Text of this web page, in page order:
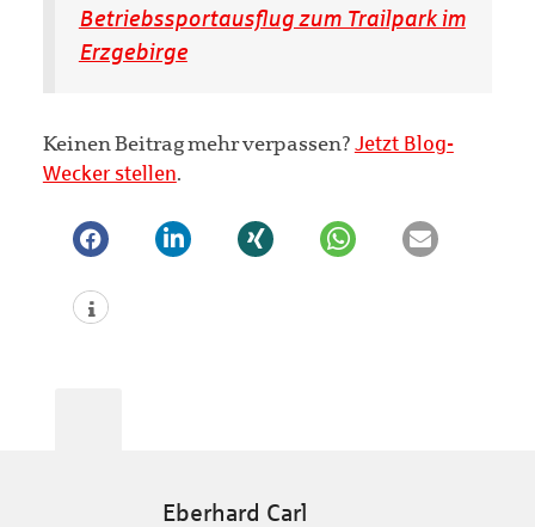
Betriebssportausflug zum Trailpark im
Erzgebirge
Keinen Beitrag mehr verpassen? Jetzt Blog-
Wecker stellen.
Eberhard Carl